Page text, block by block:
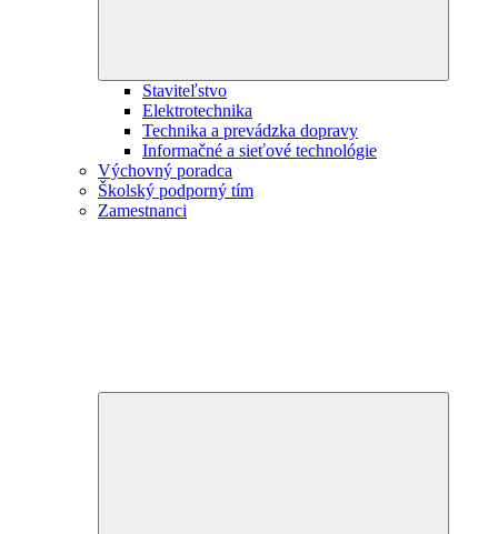
Staviteľstvo
Elektrotechnika
Technika a prevádzka dopravy
Informačné a sieťové technológie
Výchovný poradca
Školský podporný tím
Zamestnanci